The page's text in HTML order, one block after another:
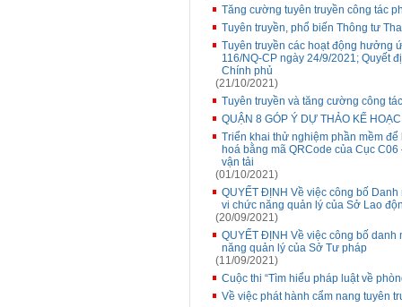
Tăng cường tuyên truyền công tác
Tuyên truyền, phổ biến Thông tư
Tuyên truyền các hoạt động hưởng
116/NQ-CP ngày 24/9/2021; Quyết
Chính phủ
(21/10/2021)
Tuyên truyền và tăng cường công
QUẬN 8 GÓP Ý DỰ THẢO KẾ
Triển khai thử nghiệm phần mềm
hoá bằng mã QRCode của Cục
vận tải
(01/10/2021)
QUYẾT ĐỊNH Về việc công bố
vi chức năng quản lý của Sở Lao
(20/09/2021)
QUYẾT ĐỊNH Về việc công bố
năng quản lý của Sở Tư pháp
(11/09/2021)
Cuộc thi “Tìm hiểu pháp luật về
Về việc phát hành cẩm nang tuyên